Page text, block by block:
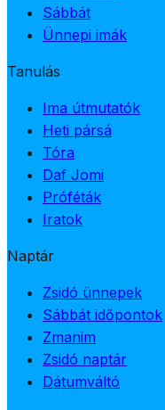
Sábbát
Ünnepi imák
Tanulás
Ima útmutatók
Heti pársá
Tóra
Daf Jomi
Próféták
Iratok
Naptár
Zsidó ünnepek
Sábbát időpontok
Zmanim
Zsidó naptár
Dátumváltó